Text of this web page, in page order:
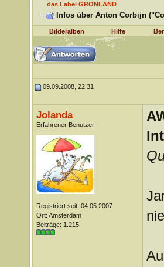
das Label GRÖNLAND
Infos über Anton Corbijn
Bilderalben Hilfe
09.09.2008, 22:31
Jolanda
Erfahrener Benutzer
Registriert seit: 04.05.2007
Ort: Amsterdam
Beiträge: 1.215